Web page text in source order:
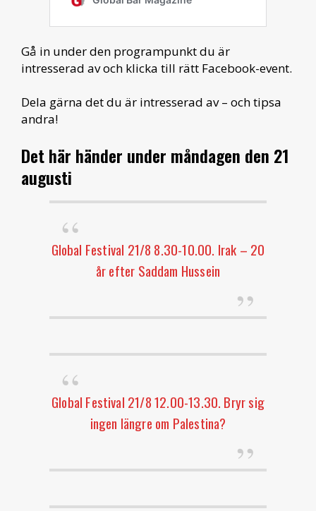
Gå in under den programpunkt du är
intresserad av och klicka till rätt Facebook-event.
Dela gärna det du är intresserad av – och tipsa
andra!
Det här händer under måndagen den 21
augusti
Global Festival 21/8 8.30-10.00. Irak – 20
år efter Saddam Hussein
Global Festival 21/8 12.00-13.30. Bryr sig
ingen längre om Palestina?